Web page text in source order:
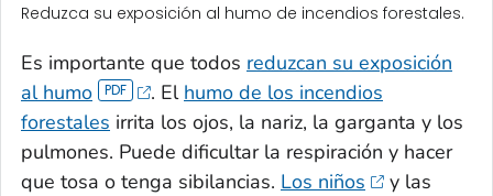
Reduzca su exposición al humo de incendios forestales.
Es importante que todos reduzcan su exposición
al humo
. El humo de los incendios
forestales irrita los ojos, la nariz, la garganta y los
pulmones. Puede dificultar la respiración y hacer
que tosa o tenga sibilancias. Los niños
y las